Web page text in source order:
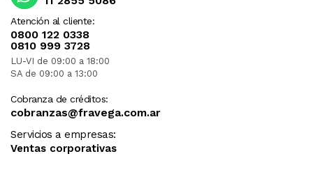
Atención al cliente:
0800 122 0338
0810 999 3728
LU-VI de 09:00 a 18:00
SA de 09:00 a 13:00
Cobranza de créditos:
cobranzas@fravega.com.ar
Servicios a empresas:
Ventas corporativas